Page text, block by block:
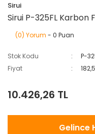
Sirui
Sirui P-325FL Karbon
(0) Yorum - 0 Puan
Stok Kodu
P-
Fiyat
10.426,26 TL
Gelince